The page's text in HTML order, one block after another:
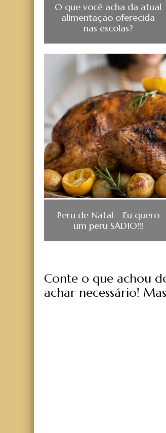
O que você acha da atual
alimentação oferecida
nas escolas?
Peru de Natal – Eu quero
um peru SADIO!!!
Conte o que achou
achar necessário!